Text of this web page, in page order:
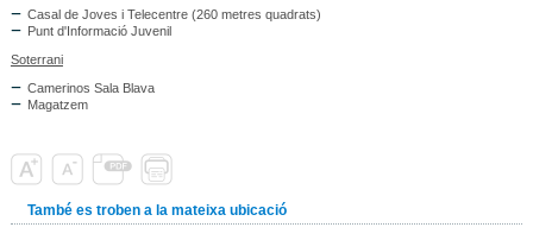
Casal de Joves i Telecentre (260 metres quadrats)
Punt d'Informació Juvenil
Soterrani
Camerinos Sala Blava
Magatzem
També es troben a la mateixa ubicació